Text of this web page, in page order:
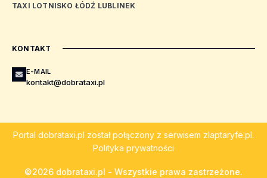
TAXI LOTNISKO ŁÓDŹ LUBLINEK
KONTAKT
E-MAIL
kontakt@dobrataxi.pl
Portal dobrataxi.pl został połączony z serwisem zlaptaryfe.pl.
Polityka prywatności
©2026 dobrataxi.pl - Wszystkie prawa zastrzeżone.